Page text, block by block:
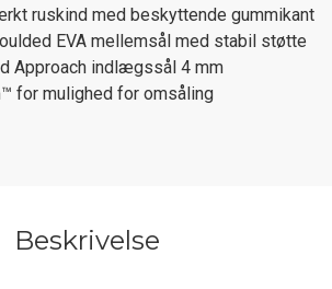
ruskind med beskyttende gummikant
EVA mellemsål med stabil støtte
Approach indlægssål 4 mm
for mulighed for omsåling
Beskrivelse